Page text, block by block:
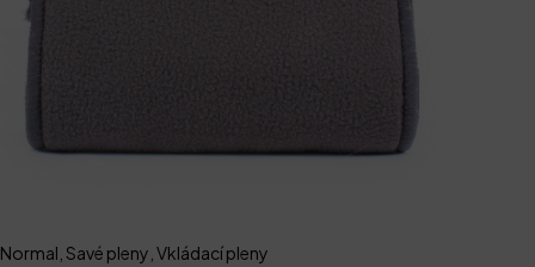
Normal Savé pleny Vkládací pleny